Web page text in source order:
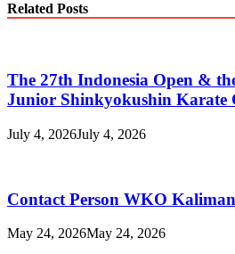
Related Posts
The 27th Indonesia Open &
Junior Shinkyokushin Karate
July 4, 2026July 4, 2026
Contact Person WKO
May 24, 2026May 24, 2026